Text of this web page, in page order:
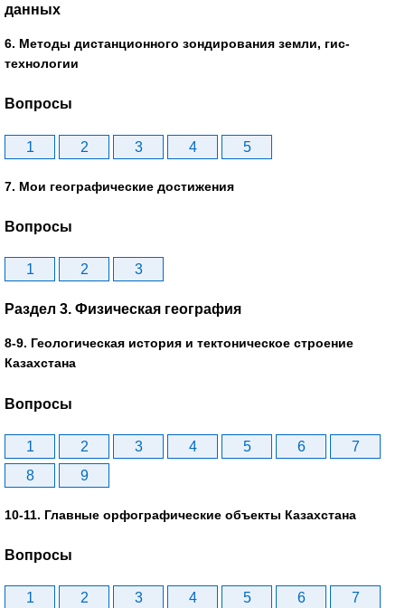
данных
6. Методы дистанционного зондирования земли, гис-
технологии
Вопросы
1 2 3 4 5
7. Мои географические достижения
Вопросы
1 2 3
Раздел 3. Физическая география
8-9. Геологическая история и тектоническое строение
Казахстана
Вопросы
1 2 3 4 5 6
7
8
9
10-11. Главные орфографические объекты Казахстана
Вопросы
1 2 3 4 5 6
7